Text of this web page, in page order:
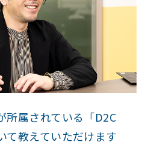
所属されている「D2C
て教えていただけます